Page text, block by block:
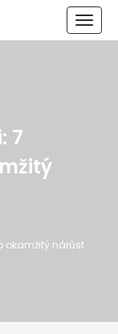
7
okamžitý nárůst